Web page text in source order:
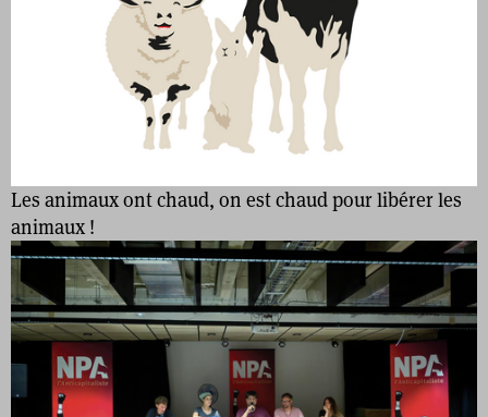
Les animaux ont chaud, on est chaud pour libérer les
animaux !